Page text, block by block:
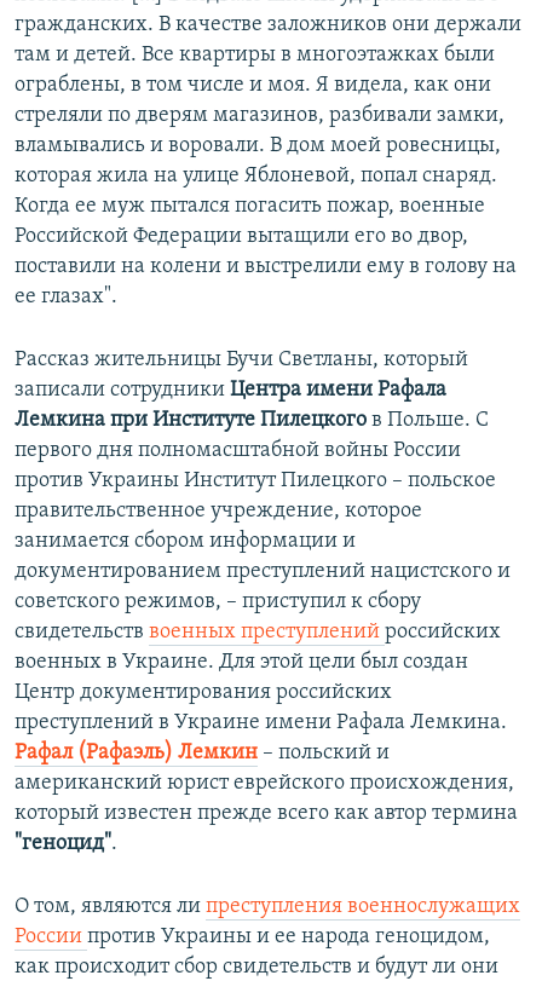
гражданских. В качестве заложников они держали
там и детей. Все квартиры в многоэтажках были
ограблены, в том числе и моя. Я видела, как они
стреляли по дверям магазинов, разбивали замки,
вламывались и воровали. В дом моей ровесницы,
которая жила на улице Яблоневой, попал снаряд.
Когда ее муж пытался погасить пожар, военные
Российской Федерации вытащили его во двор,
поставили на колени и выстрелили ему в голову на
ее глазах".
Рассказ жительницы Бучи Светланы, который
записали сотрудники Центра имени Рафала
Лемкина при Институте Пилецкого в Польше. С
первого дня полномасштабной войны России
против Украины Институт Пилецкого – польское
правительственное учреждение, которое
занимается сбором информации и
документированием преступлений нацистского и
советского режимов, – приступил к сбору
свидетельств военных преступлений российских
военных в Украине. Для этой цели был создан
Центр документирования российских
преступлений в Украине имени Рафала Лемкина.
Рафал (Рафаэль) Лемкин – польский и
американский юрист еврейского происхождения,
который известен прежде всего как автор термина
"геноцид".
О том, являются ли преступления военнослужащих
России против Украины и ее народа геноцидом,
как происходит сбор свидетельств и будут ли они